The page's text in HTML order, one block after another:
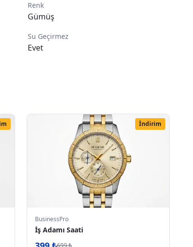
Renk
Gümüş
Su Geçirmez
Evet
İndirim
BusinessPro
İş Adamı Saati
699₺